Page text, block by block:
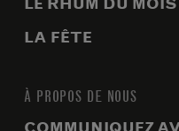
LE RHUM DU MOIS
LA FÊTE
À PROPOS DE NOUS